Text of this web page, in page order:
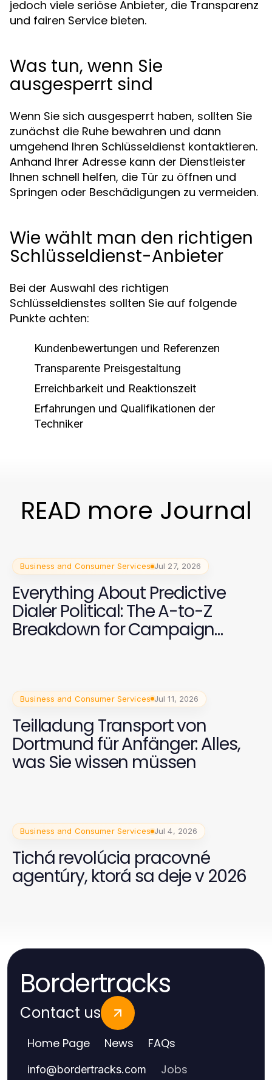
jedoch viele seriöse Anbieter, die Transparenz
und fairen Service bieten.
Was tun, wenn Sie
ausgesperrt sind
Wenn Sie sich ausgesperrt haben, sollten Sie
zunächst die Ruhe bewahren und dann
umgehend Ihren Schlüsseldienst kontaktieren.
Anhand Ihrer Adresse kann der Dienstleister
Ihnen schnell helfen, die Tür zu öffnen und
Springen oder Beschädigungen zu vermeiden.
Wie wählt man den richtigen
Schlüsseldienst-Anbieter
Bei der Auswahl des richtigen
Schlüsseldienstes sollten Sie auf folgende
Punkte achten:
Kundenbewertungen und Referenzen
Transparente Preisgestaltung
Erreichbarkeit und Reaktionszeit
Erfahrungen und Qualifikationen der
Techniker
READ more Journal
Business and Consumer Services Jul 27, 2026
Everything About Predictive
Dialer Political: The A-to-Z
Breakdown for Campaign
Business and Consumer Services Jul 11, 2026
Teilladung Transport von
Dortmund für Anfänger: Alles,
was Sie wissen müssen
Business and Consumer Services Jul 4, 2026
Tichá revolúcia pracovné
agentúry, ktorá sa deje v 2026
Bordertracks
Contact us
Home Page News FAQs
info@bordertracks.com Jobs